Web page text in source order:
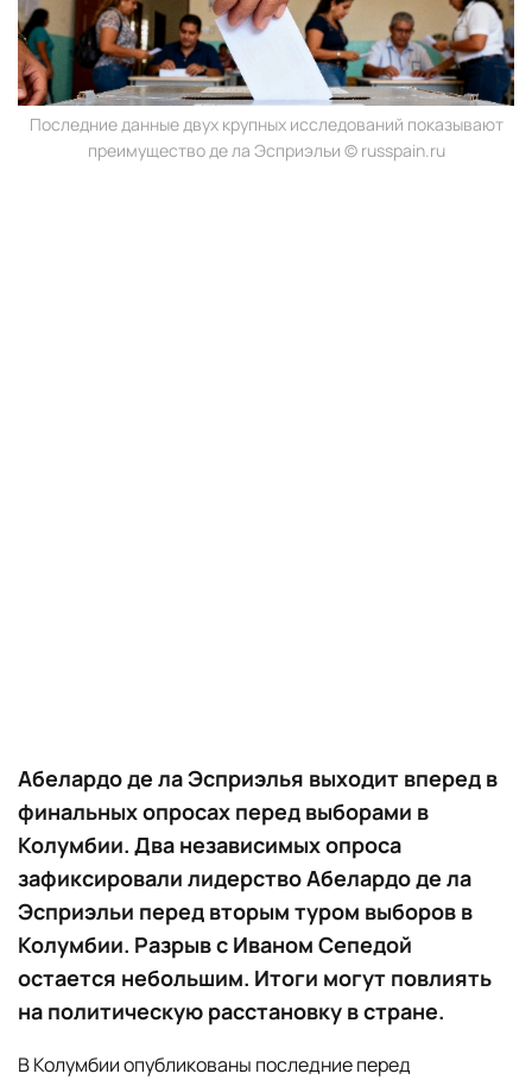
Последние данные двух крупных исследований показывают
преимущество де ла Эсприэльи © russpain.ru
Абелардо де ла Эсприэлья выходит вперед в
финальных опросах перед выборами в
Колумбии. Два независимых опроса
зафиксировали лидерство Абелардо де ла
Эсприэльи перед вторым туром выборов в
Колумбии. Разрыв с Иваном Сепедой
остается небольшим. Итоги могут повлиять
на политическую расстановку в стране.
В Колумбии опубликованы последние перед